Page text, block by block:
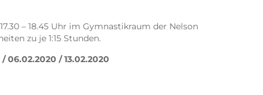
– 18.45 Uhr im Gymnastikraum der Nelson
zu je 1:15 Stunden.
06.02.2020 / 13.02.2020